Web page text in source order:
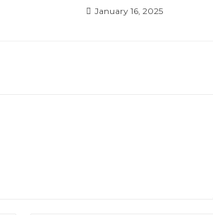
January 16, 2025